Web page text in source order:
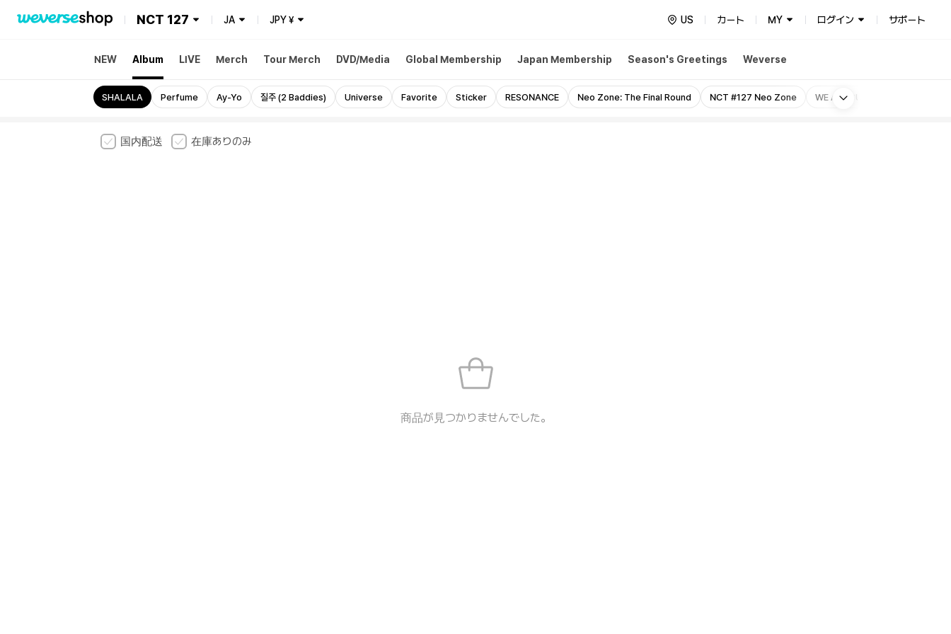
NCT 127 JA JPY¥ US カート MY ログイン サポート
NEW Album LIVE Merch Tour Merch DVD/Media Global Membership Japan Membership Season's Greetings Weverse
SHALALA Perfume Ay-Yo 질주 (2 Baddies) Universe Favorite Sticker RESONANCE Neo Zone: The Final Round NCT #127 Neo Zone WE ARE SUPERHUMAN
More
国内配送 在庫ありのみ
商品が見つかりませんでした。